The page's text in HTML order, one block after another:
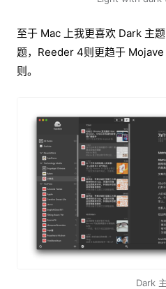
至于 Mac 上我更喜欢 Dark 主
题，Reeder 4则更趋于
则。
Dark